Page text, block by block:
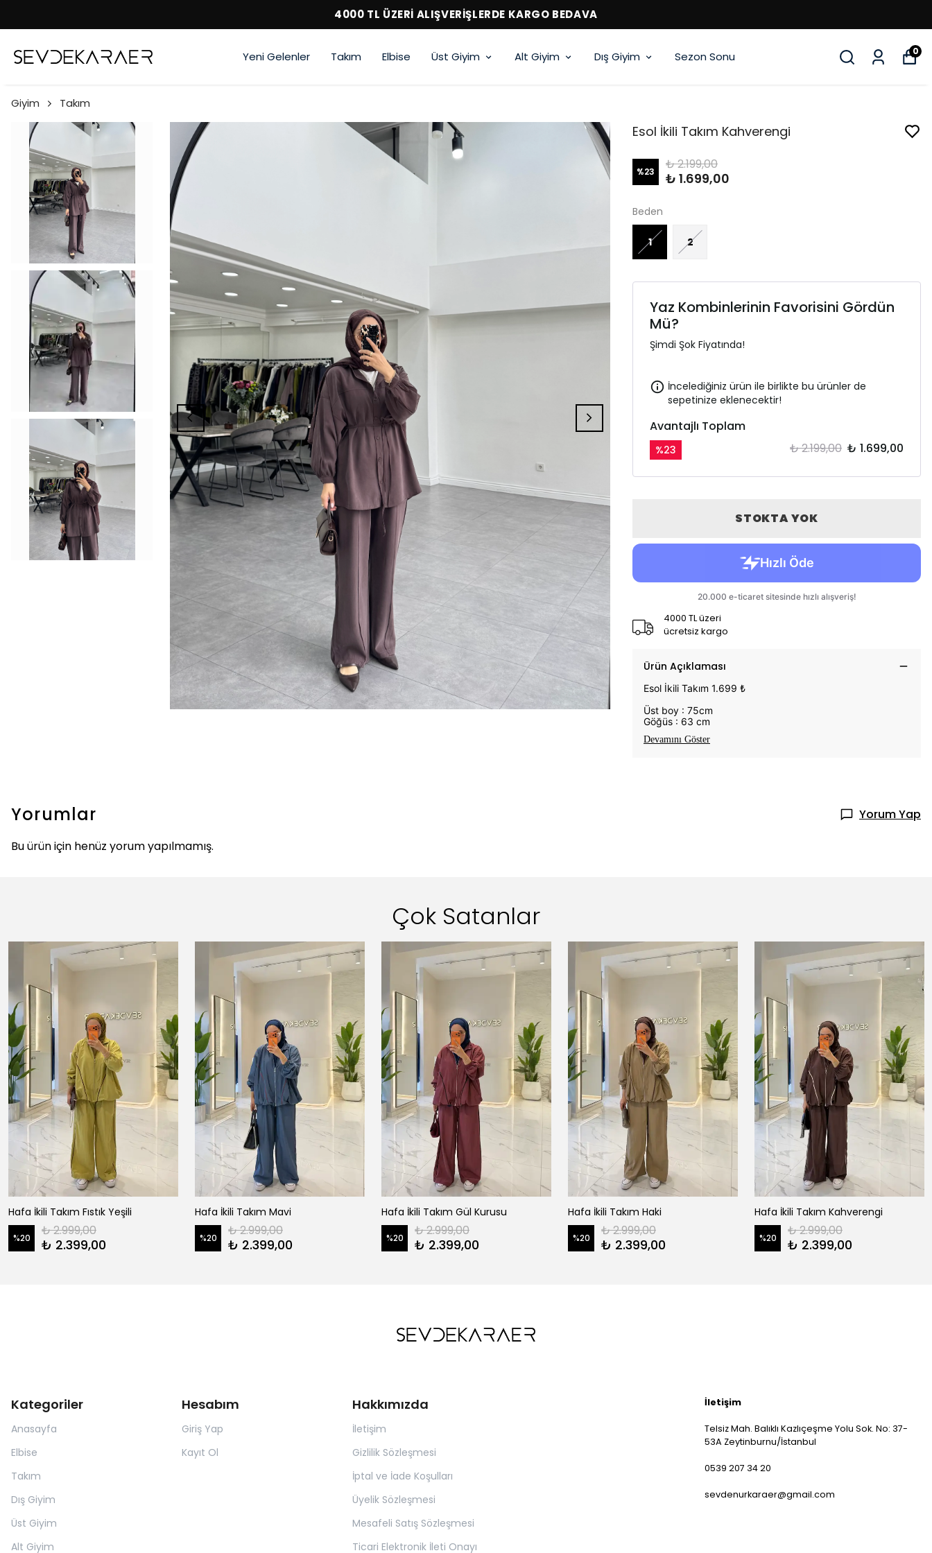
4000 TL ÜZERİ ALIŞVERİŞLERDE KARGO BEDAVA
Yeni Gelenler Takım Elbise Üst Giyim Alt Giyim Dış Giyim Sezon Sonu 0
Giyim Takım
Esol İkili Takım Kahverengi
%23 ₺ 2.199,00
₺ 1.699,00
Beden
1 2
Yaz Kombinlerinin Favorisini Gördün
Mü?
Şimdi Şok Fiyatında!
İncelediğiniz ürün ile birlikte bu ürünler de
sepetinize eklenecektir!
Avantajlı Toplam
%23 ₺ 2.199,00 ₺ 1.699,00
STOKTA YOK
4000 TL üzeri
ücretsiz kargo
Ürün Açıklaması
Esol İkili Takım 1.699 ₺
Üst boy : 75cm
Göğüs : 63 cm
Devamını Göster
Yorumlar
Yorum Yap
Bu ürün için henüz yorum yapılmamış.
Çok Satanlar
Hafa İkili Takım Fıstık Yeşili
%20 ₺ 2.999,00
₺ 2.399,00
Hafa İkili Takım Mavi
%20 ₺ 2.999,00
₺ 2.399,00
Hafa İkili Takım Gül Kurusu
%20 ₺ 2.999,00
₺ 2.399,00
Hafa İkili Takım Haki
%20 ₺ 2.999,00
₺ 2.399,00
Hafa İkili Takım Kahverengi
%20 ₺ 2.999,00
₺ 2.399,00
Kategoriler
Anasayfa
Elbise
Takım
Dış Giyim
Üst Giyim
Alt Giyim
Hesabım
Giriş Yap
Kayıt Ol
Hakkımızda
İletişim
Gizlilik Sözleşmesi
İptal ve İade Koşulları
Üyelik Sözleşmesi
Mesafeli Satış Sözleşmesi
Ticari Elektronik İleti Onayı
İletişim
Telsiz Mah. Balıklı Kazlıçeşme Yolu Sok. No: 37-
53A Zeytinburnu/İstanbul
0539 207 34 20
sevdenurkaraer@gmail.com